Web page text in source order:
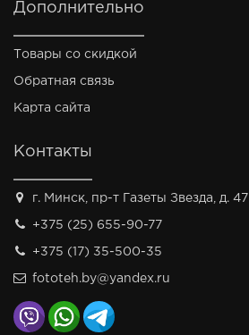
Дополнительно
Товары со скидкой
Обратная связь
Карта сайта
Контакты
г. Минск, пр-т Газеты Звезда, д. 47
+375 (25) 655-90-77
+375 (17) 35-500-35
fototeh.by@yandex.ru